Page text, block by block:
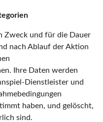
Zweck und für die Dauer
nach Ablauf der Aktion
Ihre Daten werden
Dienstleister und
haben, und gelöscht,
sind.